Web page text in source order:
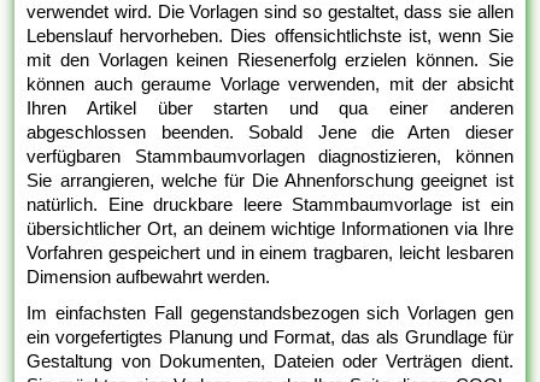
verwendet wird. Die Vorlagen sind so gestaltet, dass sie allen
Lebenslauf hervorheben. Dies offensichtlichste ist, wenn Sie
mit den Vorlagen keinen Riesenerfolg erzielen können. Sie
können auch geraume Vorlage verwenden, mit der absicht
Ihren Artikel über starten und qua einer anderen
abgeschlossen beenden. Sobald Jene die Arten dieser
verfügbaren Stammbaumvorlagen diagnostizieren, können
Sie arrangieren, welche für Die Ahnenforschung geeignet ist
natürlich. Eine druckbare leere Stammbaumvorlage ist ein
übersichtlicher Ort, an deinem wichtige Informationen via Ihre
Vorfahren gespeichert und in einem tragbaren, leicht lesbaren
Dimension aufbewahrt werden.
Im einfachsten Fall gegenstandsbezogen sich Vorlagen gen
ein vorgefertigtes Planung und Format, das als Grundlage für
Gestaltung von Dokumenten, Dateien oder Verträgen dient.